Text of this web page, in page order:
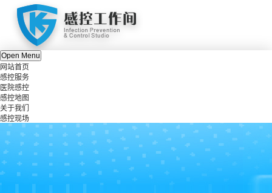
Open Menu
网站首页
感控服务
医院感控
感控地图
关于我们
感控现场